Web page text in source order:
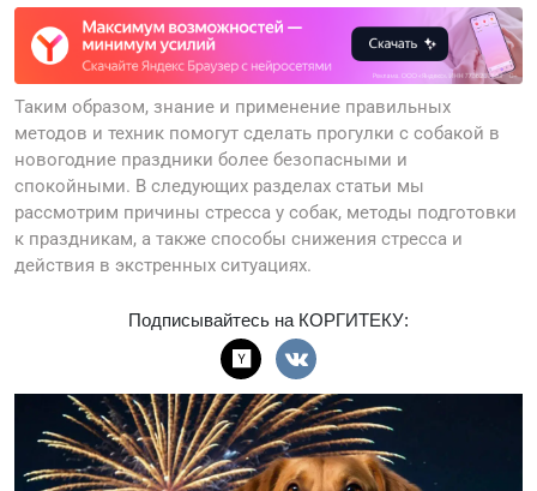
Таким образом, знание и применение правильных
методов и техник помогут сделать прогулки с собакой в
новогодние праздники более безопасными и
спокойными. В следующих разделах статьи мы
рассмотрим причины стресса у собак, методы подготовки
к праздникам, а также способы снижения стресса и
действия в экстренных ситуациях.
Подписывайтесь на КОРГИТЕКУ: